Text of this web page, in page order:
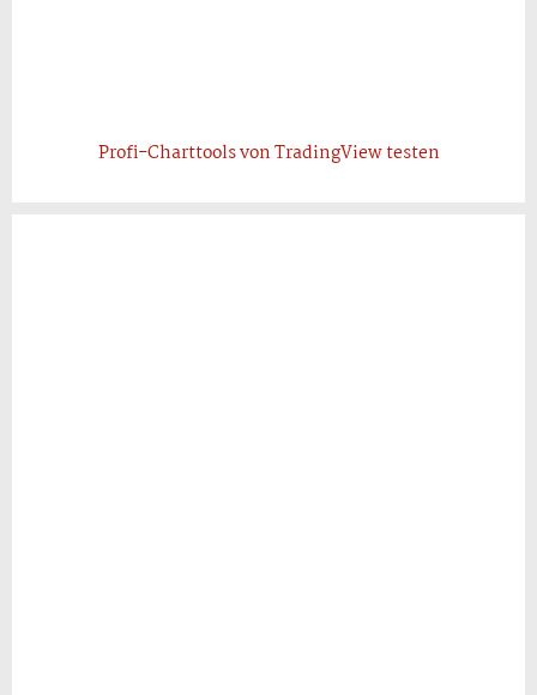
Profi-Charttools von TradingView testen